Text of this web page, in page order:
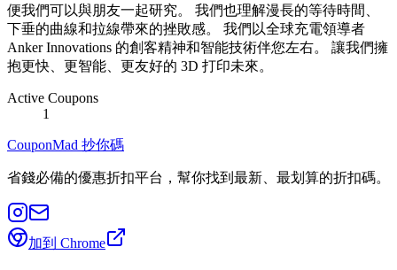
便我們可以與朋友一起研究。 我們也理解漫長的等待時間、
下垂的曲線和拉線帶來的挫敗感。 我們以全球充電領導者
Anker Innovations 的創客精神和智能技術伴您左右。 讓我們擁
抱更快、更智能、更友好的 3D 打印未來。
Active Coupons
1
CouponMad 抄你碼
省錢必備的優惠折扣平台，幫你找到最新、最划算的折扣碼。
加到 Chrome